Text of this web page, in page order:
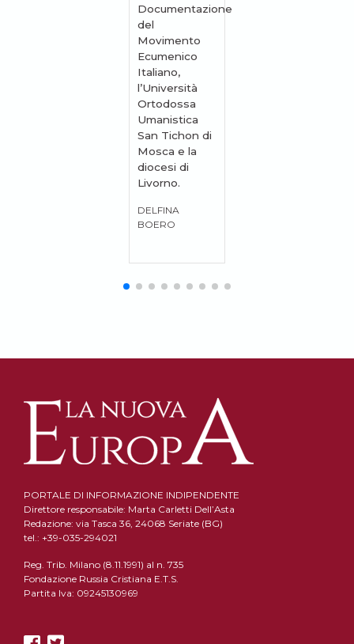
Documentazione
del
Movimento
Ecumenico
Italiano,
l’Università
Ortodossa
Umanistica
San Tichon di
Mosca e la
diocesi di
Livorno.
DELFINA
BOERO
PORTALE DI INFORMAZIONE INDIPENDENTE
Direttore responsabile: Marta Carletti Dell’Asta
Redazione: via Tasca 36, 24068 Seriate (BG)
tel.: +39-035-294021
Reg. Trib. Milano (8.11.1991) al n. 735
Fondazione Russia Cristiana E.T.S.
Partita Iva: 09245130969